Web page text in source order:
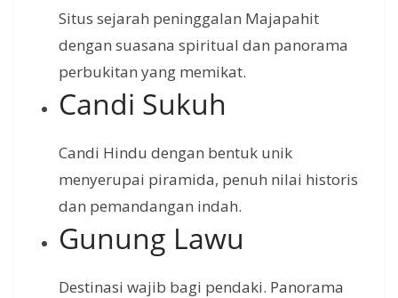
Situs sejarah peninggalan Majapahit
dengan suasana spiritual dan panorama
perbukitan yang memikat.
Candi Sukuh
Candi Hindu dengan bentuk unik
menyerupai piramida, penuh nilai historis
dan pemandangan indah.
Gunung Lawu
Destinasi wajib bagi pendaki. Panorama